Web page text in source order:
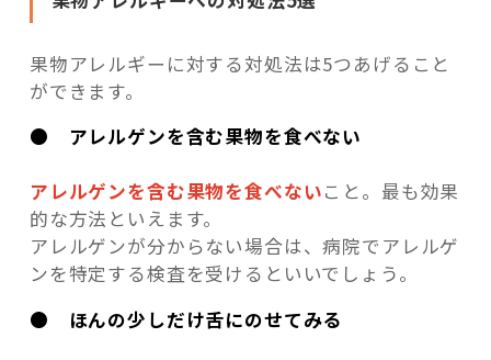
果物アレルギーに対する対処法は5つあげること
ができます。
● アレルゲンを含む果物を食べない
アレルゲンを含む果物を食べないこと。最も効果
的な方法といえます。
アレルゲンが分からない場合は、病院でアレルゲ
ンを特定する検査を受けるといいでしょう。
● ほんの少しだけ舌にのせてみる